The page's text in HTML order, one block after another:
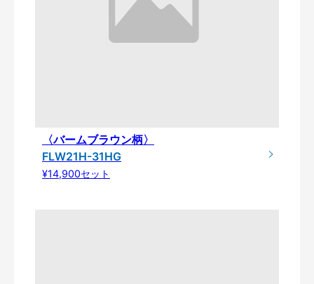
〈バームブラウン柄〉
FLW21H-31HG
¥14,900セット